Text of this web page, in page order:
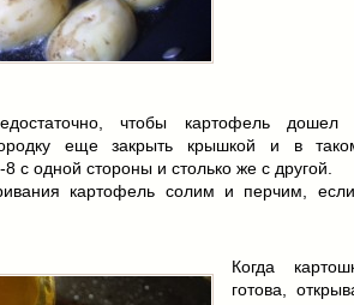
чтобы картофель дошел
еще закрыть крышкой и в
с одной стороны и столько же с другой.
картофель солим и перчим,
Когда
готова,